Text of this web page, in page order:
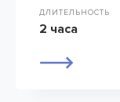
ДЛИТЕЛЬНОСТЬ
2 часа